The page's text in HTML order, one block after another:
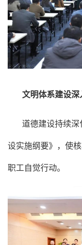
文明体系建设深
道德建设持续
设实施纲要》，使
职工自觉行动。